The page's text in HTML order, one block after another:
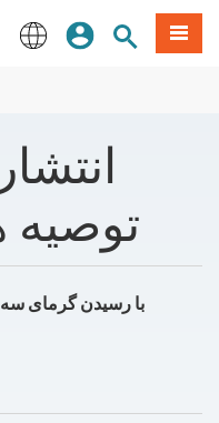
ورودسایتمنو
توصیه
با رسیدن گرمای سه